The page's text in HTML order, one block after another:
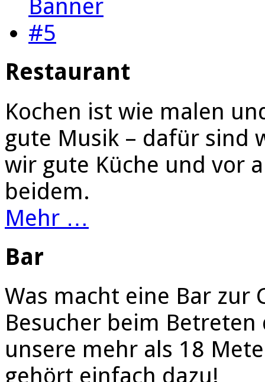
Restaurant
Kochen ist wie malen
gute Musik – dafür sind
wir gute Küche und vor
beidem.
Mehr …
Bar
Was macht eine Bar zur
Besucher beim
unsere mehr als 18
gehört einfach dazu!